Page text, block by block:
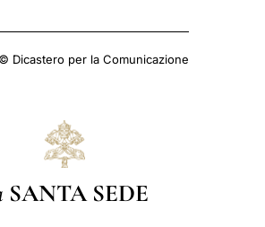
Dicastero per la Comunicazione
SANTA SEDE